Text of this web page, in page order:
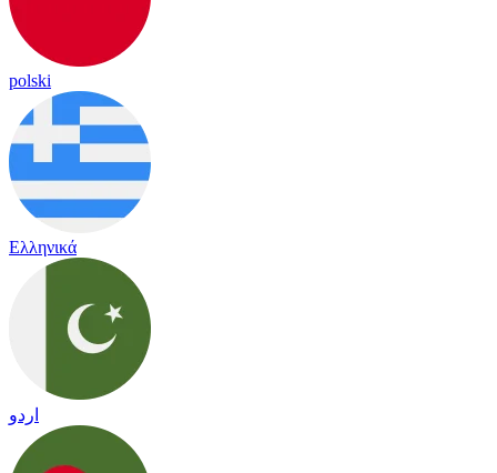
polski
Ελληνικά
اردو